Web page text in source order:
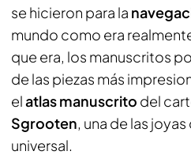
se hicieron para la
mundo como era
que era, los manuscritos
de las piezas más
elatlas manuscrito del
Sgrooten, una de las
universal.